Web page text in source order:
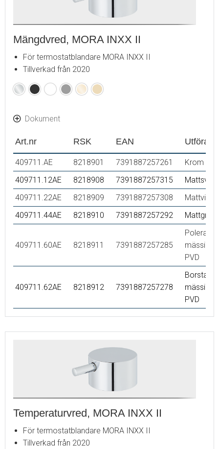
Mängdvred, MORA INXX II
För termostatblandare MORA INXX II
Tillverkad från 2020
KromMattsvart
MattvitMattgråPoleradBorstad
Dokument
Art.nr RSK EAN
409711.AE 8218901 7391887257261
Krom
409711.12AE
8218908 7391887257315
Mattsvart
409711.22AE
8218909 7391887257308
Mattvit
409711.44AE
8218910 7391887257292 Mattgrå
409711.60AE 8218911 7391887257285
Polerad
mässing
PVD
409711.62AE 8218912 7391887257278
Borstad
mässing
PVD
Temperaturvred, MORA INXX II
För termostatblandare MORA INXX II
Tillverkad från 2020